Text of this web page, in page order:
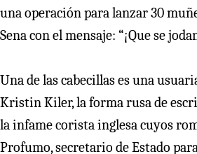
una operación para lanzar 30
Sena con el mensaje: “¡Que se
Una de las cabecillas es una
Kristin Kiler, la forma rusa de
la infame corista inglesa cuyos
Profumo, secretario de Estado